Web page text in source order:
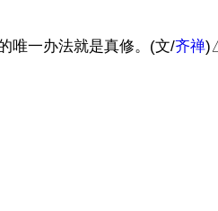
唯一办法就是真修。(文/齐禅